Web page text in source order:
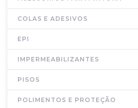
COLAS E ADESIVOS
EPI
IMPERMEABILIZANTES
PISOS
POLIMENTOS E PROTEÇÃO